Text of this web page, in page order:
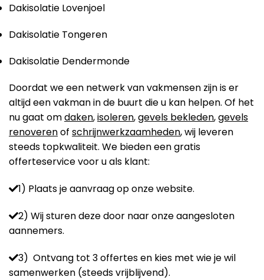
Dakisolatie Lovenjoel
Dakisolatie Tongeren
Dakisolatie Dendermonde
Doordat we een netwerk van vakmensen zijn is er
altijd een vakman in de buurt die u kan helpen. Of het
nu gaat omdaken,isoleren,gevels bekleden,gevels
renoverenof schrijnwerkzaamheden, wij leveren
steeds topkwaliteit. We bieden een gratis
offerteservice voor u als klant:
1) Plaats je aanvraag op onze website.
2) Wij sturen deze door naar onze aangesloten
aannemers.
3) Ontvang tot 3 offertes en kies met wie je wil
samenwerken (steeds vrijblijvend).